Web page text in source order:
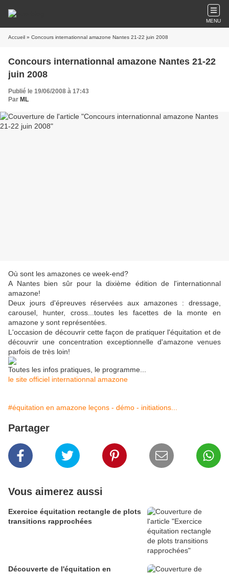
MENU
Accueil » Concours internationnal amazone Nantes 21-22 juin 2008
Concours internationnal amazone Nantes 21-22
juin 2008
Publié le 19/06/2008 à 17:43
Par ML
Où sont les amazones ce week-end?
A Nantes bien sûr pour la dixième édition de l'internationnal
amazone!
Deux jours d'épreuves réservées aux amazones : dressage,
carousel, hunter, cross...toutes les facettes de la monte en
amazone y sont représentées.
L'occasion de découvrir cette façon de pratiquer l'équitation et de
découvrir une concentration exceptionnelle d'amazone venues
parfois de très loin!
Toutes les infos pratiques, le programme...
le site officiel internationnal amazone
#équitation en amazone leçons - démo - initiations...
Partager
Vous aimerez aussi
Exercice équitation rectangle de plots
transitions rapprochées
Découverte de l'équitation en